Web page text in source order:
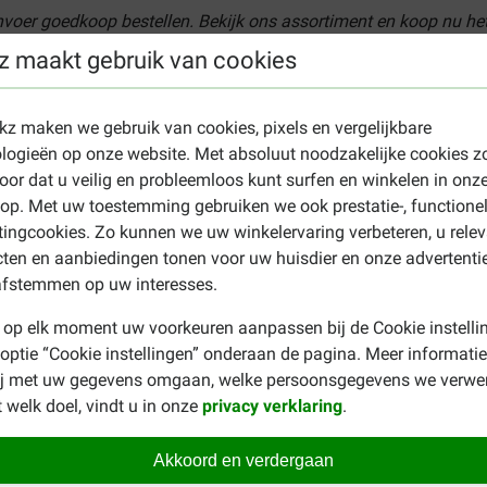
maakt gebruik van cookies
maken we gebruik van cookies, pixels en vergelijkbare
op onze website. Met absoluut noodzakelijke cookies
dat u veilig en probleemloos kunt surfen en winkelen in
Met uw toestemming gebruiken we ook prestatie-,
Zo kunnen we uw winkelervaring verbeteren, u
en aanbiedingen tonen voor uw huisdier en onze
op uw interesses.
op elk moment uw voorkeuren aanpassen bij de Cookie
“Cookie instellingen” onderaan de pagina. Meer
met uw gegevens omgaan, welke persoonsgegevens we
welk doel, vindt u in onze privacy verklaring.
Akkoord en verdergaan
goedkoop bestellen. Bekijk ons assortiment en koop nu
stress.
lactatie, katten die een volledige dosis urineverzuurders
te raadplegen. De aanbevolen gebruiksduur voor Urinary
verlenging van de gebruiksduur wordt
ingezet.
minstens twee maaltijden te verdelen. In de tabel vindt u
de mate van activiteit van uw kat. Zorg altijd voor voldoende
goed af. De houdbaarheid staat op de verpakking vermeld